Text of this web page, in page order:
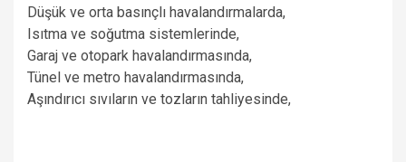
Düşük ve orta basınçlı havalandırmalarda,
Isıtma ve soğutma sistemlerinde,
Garaj ve otopark havalandırmasında,
Tünel ve metro havalandırmasında,
Aşındırıcı sıvıların ve tozların tahliyesinde,